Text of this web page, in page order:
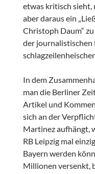
etwas kritisch sieht,
aber daraus ein
Christoph Daum“
der
In dem
man die Berliner
Artikel und
sich an der
Martinez aufhängt,
RB Leipzig mal
Bayern werden
Millionen versenkt,